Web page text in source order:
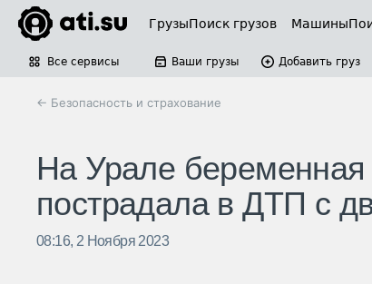
ГрузыПоиск грузов Машины
Все сервисы Ваши грузы Добавить груз
← Безопасность и страхование
На Урале
пострадала в ДТП с
08:16, 2 Ноября 2023